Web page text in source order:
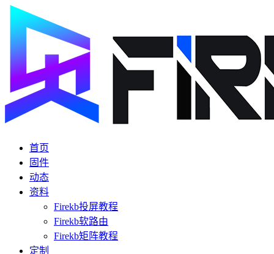
首页
固件
动态
资料
Firekb投屏教程
Firekb软路由
Firekb矩阵教程
定制